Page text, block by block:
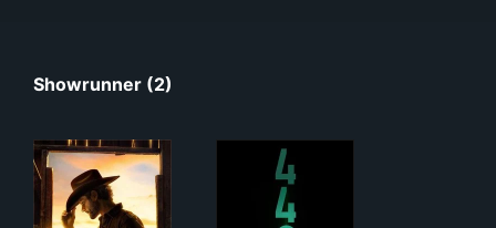
Showrunner (2)